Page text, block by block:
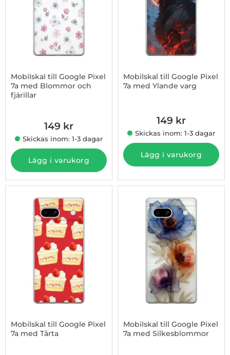
Mobilskal till Google Pixel
7a med Blommor och
fjärillar
149 kr
Skickas inom: 1-3 dagar
Lägg i varukorg
Mobilskal till Google Pixel
7a med Ylande varg
149 kr
Skickas inom: 1-3 dagar
Lägg i varukorg
Mobilskal till Google Pixel
7a med Tårta
Mobilskal till Google Pixel
7a med Silkesblommor